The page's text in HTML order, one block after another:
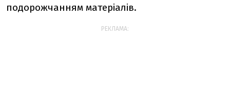
подорожчанням матеріалів.
РЕКЛАМА: